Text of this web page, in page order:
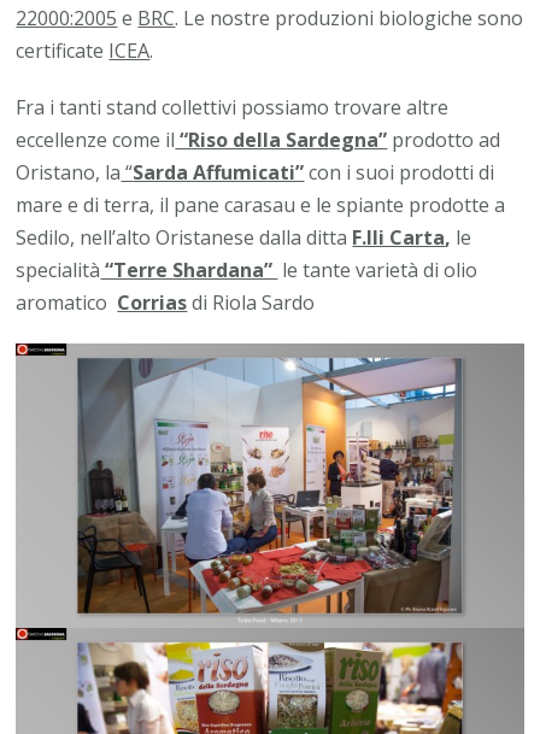
22000:2005 e BRC. Le nostre produzioni biologiche sono
certificate ICEA.
Fra i tanti stand collettivi possiamo trovare altre
eccellenze come il “Riso della Sardegna” prodotto ad
Oristano, la “Sarda Affumicati”con i suoi prodotti di
mare e di terra, il pane carasau e le spiante prodotte a
Sedilo, nell’alto Oristanese dalla ditta F.lli Carta, le
specialità “Terre Shardana” le tante varietà di olio
aromatico Corriasdi Riola Sardo